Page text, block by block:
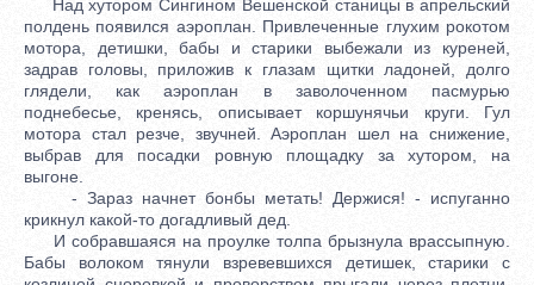
Над хутором Сингином Вешенской станицы в апрельский
полдень появился аэроплан. Привлеченные глухим рокотом
мотора, детишки, бабы и старики выбежали из куреней,
задрав головы, приложив к глазам щитки ладоней, долго
глядели, как аэроплан в заволоченном пасмурью
поднебесье, кренясь, описывает коршунячьи круги. Гул
мотора стал резче, звучней. Аэроплан шел на снижение,
выбрав для посадки ровную площадку за хутором, на
выгоне.
- Зараз начнет бонбы метать! Держися! - испуганно
крикнул какой-то догадливый дед.
И собравшаяся на проулке толпа брызнула врассыпную.
Бабы волоком тянули взревевшихся детишек, старики с